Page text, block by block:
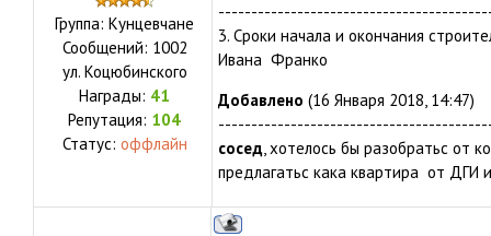
Группа: Кунцевчане
Сообщений: 1002
ул. Коцюбинского
Награды: 41
Репутация: 104
Статус: оффлайн
3. Сроки начала и окончания
Ивана Франко
Добавлено (16 Января 2018, 14:47)
сосед, хотелось бы разобратьс от
предлагатьс кака квартира от ДГИ